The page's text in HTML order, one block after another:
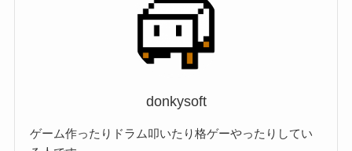
donkysoft
ゲーム作ったりドラム叩いたり格ゲーやったりしてい